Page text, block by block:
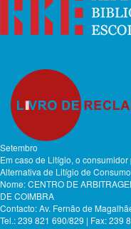
Setembro
Em caso de Litígio, o
Alternativa de Litígio de
Nome: CENTRO DE
DE COIMBRA
Contacto: Av. Fernão de
Tel.: 239 821 690/829 | Fax: 239